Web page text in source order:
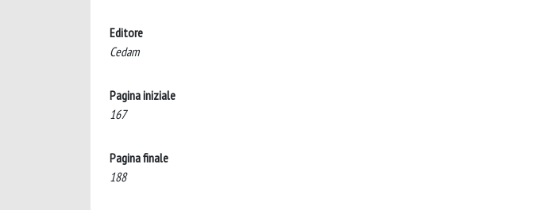
Editore
Cedam
Pagina iniziale
167
Pagina finale
188